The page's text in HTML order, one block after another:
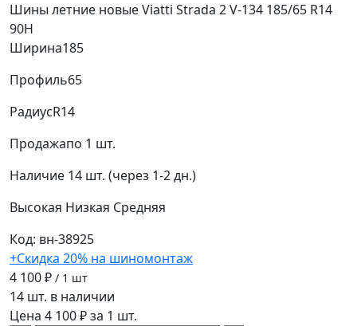
Шины летние новые Viatti Strada 2 V-134 185/65 R14
90H
Ширина185
Профиль65
РадиусR14
Продажапо 1 шт.
Наличие 14 шт. (через 1-2 дн.)
Высокая Низкая Средняя
Код: вн-38925
+Скидка 20% на шиномонтаж
4 100 ₽ / 1 шт
14 шт. в наличии
Цена 4 100 ₽ за 1 шт.